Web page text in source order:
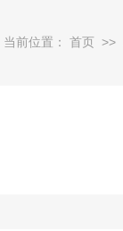
当前位置： 首页 >>